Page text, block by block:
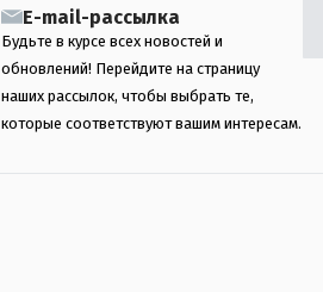
E-mail-рассылка
Будьте в курсе всех новостей и
обновлений! Перейдите на страницу
наших рассылок, чтобы выбрать те,
которые соответствуют вашим интересам.